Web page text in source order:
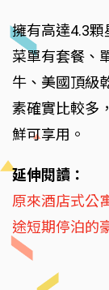
擁有高達4.3
菜單有套餐、
牛、美國頂級
素確實比較多
鮮可享用。
延伸閱讀：
原來酒店式公
途短期停泊的